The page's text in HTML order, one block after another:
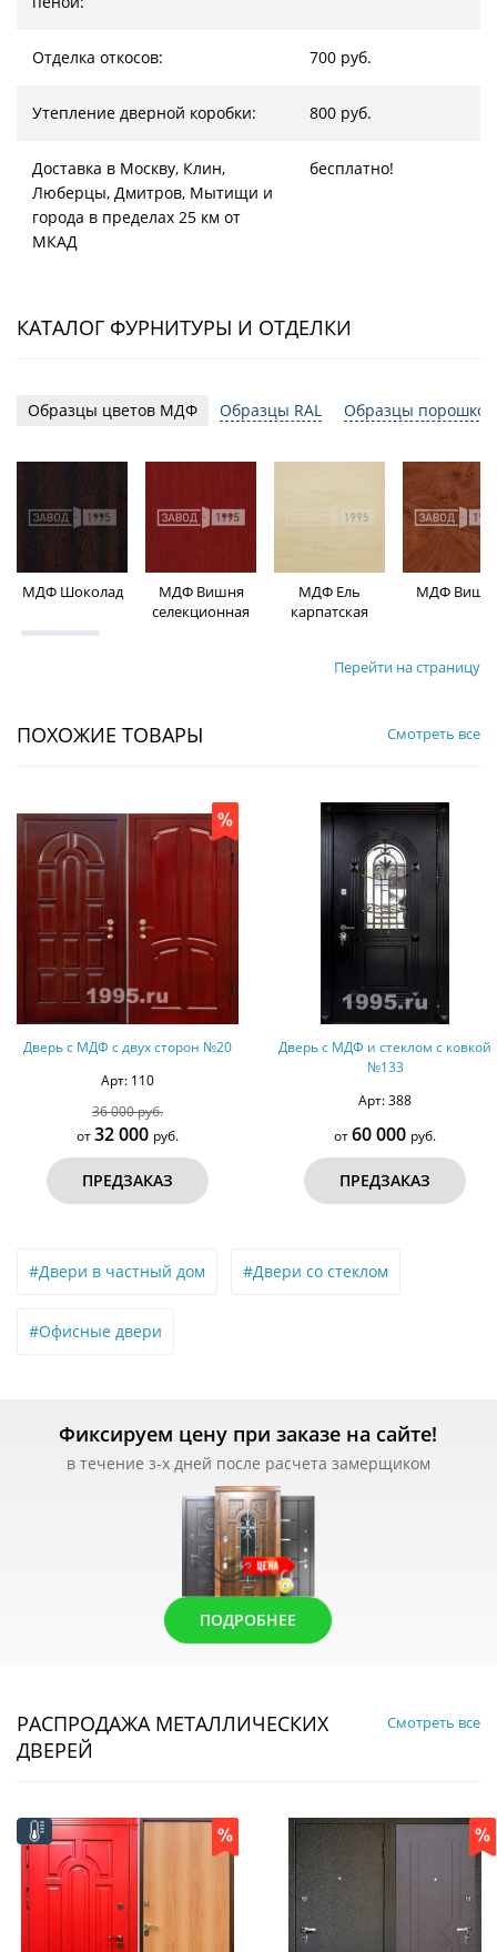
Отделка откосов: 700 руб.
Утепление дверной коробки: 800 руб.
Доставка в Москву, Клин,
Люберцы, Дмитров, Мытищи и
города в пределах 25 км от
МКАД
бесплатно!
КАТАЛОГ ФУРНИТУРЫ И ОТДЕЛКИ
Образцы цветов МДФ Образцы RAL Образцы
МДФ Шоколад
МДФ Вишня
селекционная
МДФ Ель
карпатская
МДФ
Перейти на страницу
ПОХОЖИЕ ТОВАРЫ Смотреть все
№20
Дверь с МДФ и стеклом с ковкой
от 60 000
ПРЕДЗАКАЗ
Дверь с МДФ
винилискожей
от 36 000
ПРЕДЗАКАЗ
#Двери в частный дом #Двери со стеклом
#Офисные двери
Фиксируем цену при заказе на сайте!
в течение з-х дней после расчета замерщиком
ПОДРОБНЕЕ
РАСПРОДАЖА МЕТАЛЛИЧЕСКИХ
ДВЕРЕЙ
Смотреть все